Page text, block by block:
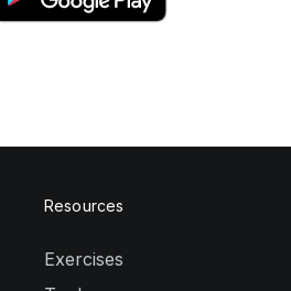
Resources
Exercises